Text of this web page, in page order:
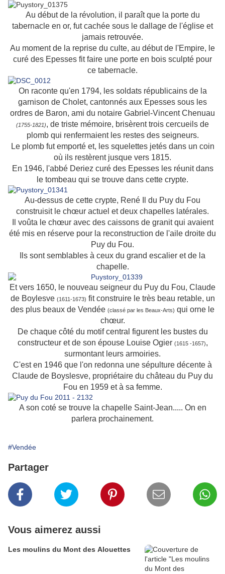
Au début de la révolution, il paraît que la porte du
tabernacle en or, fut cachée sous le dallage de l'église et
jamais retrouvée.
Au moment de la reprise du culte, au début de l'Empire, le
curé des Epesses fit faire une porte en bois sculpté pour
ce tabernacle.
On raconte qu'en 1794, les soldats républicains de la
garnison de Cholet, cantonnés aux Epesses sous les
ordres de Baron, ami du notaire Gabriel-Vincent Chenuau
(1755-1821), de triste mémoire, brisèrent trois cercueils de
plomb qui renfermaient les restes des seigneurs.
Le plomb fut emporté et, les squelettes jetés dans un coin
où ils restèrent jusque vers 1815.
En 1946, l'abbé Deriez curé des Epesses les réunit dans
le tombeau qui se trouve dans cette crypte.
Au-dessus de cette crypte, René Il du Puy du Fou
construisit le chœur actuel et deux chapelles latérales.
Il voûta le chœur avec des caissons de granit qui avaient
été mis en réserve pour la reconstruction de l'aile droite du
Puy du Fou.
Ils sont semblables à ceux du grand escalier et de la
chapelle.
Et vers 1650, le nouveau seigneur du Puy du Fou, Claude
de Boylesve (1611-1673) fit construire le très beau retable, un
des plus beaux de Vendée (classé par les Beaux-Arts) qui orne le
chœur.
De chaque côté du motif central figurent les bustes du
constructeur et de son épouse Louise Ogier (1615 -1657),
surmontant leurs armoiries.
C'est en 1946 que l'on redonna une sépulture décente à
Claude de Boyslesve, propriétaire du château du Puy du
Fou en 1959 et à sa femme.
A son coté se trouve la chapelle Saint-Jean..... On en
parlera prochainement.
#Vendée
Partager
Vous aimerez aussi
Les moulins du Mont des Alouettes